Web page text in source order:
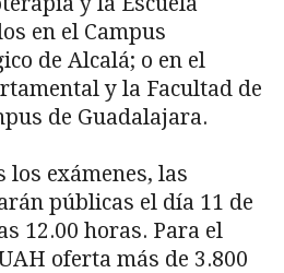
en el Campus
de Alcalá; o en el
y la Facultad de
de Guadalajara.
los exámenes, las
públicas el día 11 de
12.00 horas. Para el
oferta más de 3.800